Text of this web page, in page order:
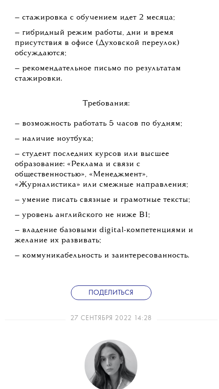
— стажировка с обучением идет 2 месяца;
— гибридный режим работы, дни и время
присутствия в офисе (Духовской переулок)
обсуждаются;
— рекомендательное письмо по результатам
стажировки.
Требования:
— возможность работать 5 часов по будням;
— наличие ноутбука;
— студент последних курсов или высшее
образование: «Реклама и связи с
общественностью», «Менеджмент»,
«Журналистика» или смежные направления;
— умение писать связные и грамотные тексты;
— уровень английского не ниже B1;
— владение базовыми digital-компетенциями и
желание их развивать;
— коммуникабельность и заинтересованность.
ПОДЕЛИТЬСЯ
27 СЕНТЯБРЯ 2022 14:28